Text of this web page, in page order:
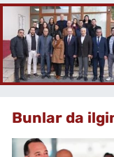
Bunlar da